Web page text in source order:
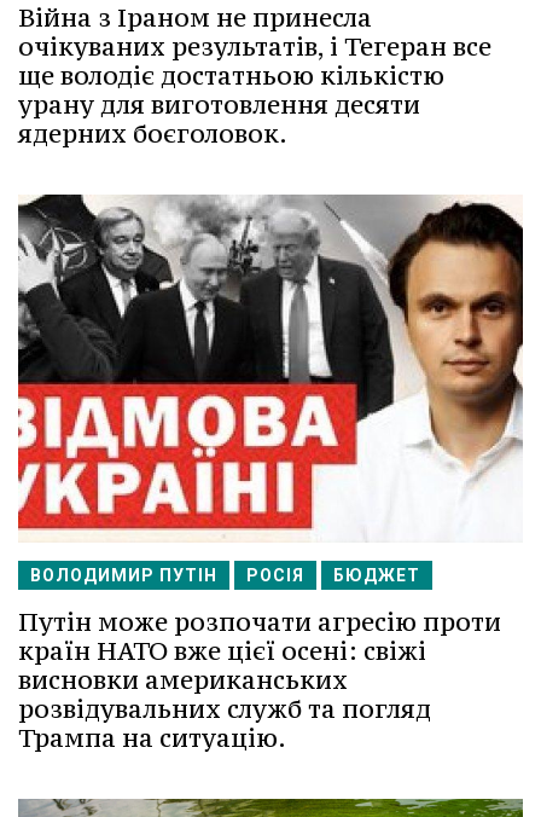
Війна з Іраном не принесла
очікуваних результатів, і Тегеран все
ще володіє достатньою кількістю
урану для виготовлення десяти
ядерних боєголовок.
ВОЛОДИМИР ПУТІН РОСІЯ БЮДЖЕТ
Путін може розпочати агресію проти
країн НАТО вже цієї осені: свіжі
висновки американських
розвідувальних служб та погляд
Трампа на ситуацію.